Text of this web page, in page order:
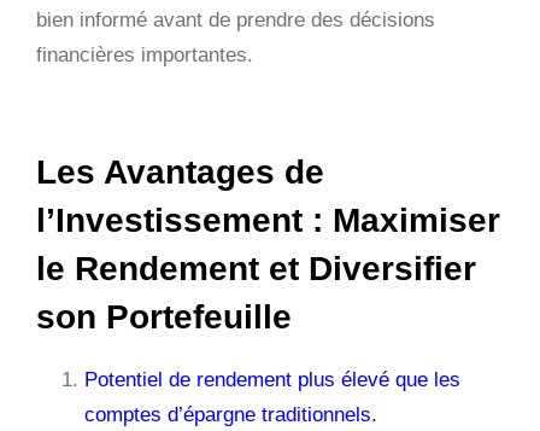
bien informé avant de prendre des décisions
financières importantes.
Les Avantages de
l’Investissement : Maximiser
le Rendement et Diversifier
son Portefeuille
Potentiel de rendement plus élevé que les
comptes d’épargne traditionnels.